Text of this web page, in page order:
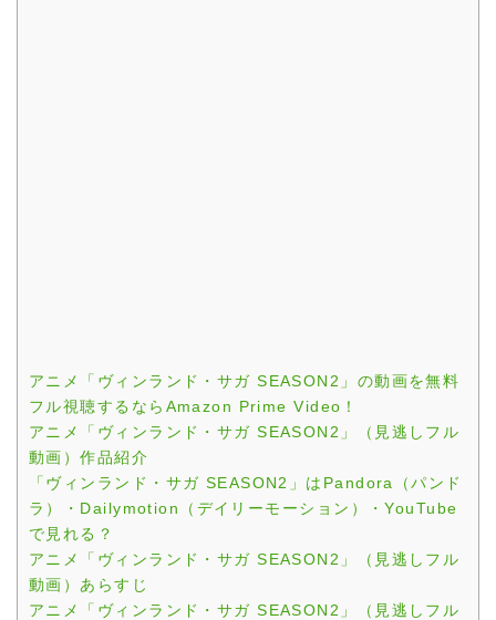
アニメ「ヴィンランド・サガ SEASON2」の動画を無料
フル視聴するならAmazon Prime Video！
アニメ「ヴィンランド・サガ SEASON2」（見逃しフル
動画）作品紹介
「ヴィンランド・サガ SEASON2」はPandora（パンド
ラ）・Dailymotion（デイリーモーション）・YouTube
で見れる？
アニメ「ヴィンランド・サガ SEASON2」（見逃しフル
動画）あらすじ
アニメ「ヴィンランド・サガ SEASON2」（見逃しフル